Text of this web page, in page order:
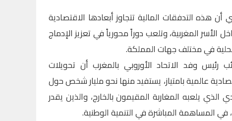
هذه التدفقات المالية تتجاوز أبعادها الاقتصادية
المغربية، وتلعب دوراً محورياً في تعزيز الإدماج
في مختلف جهات المملكة.
رئيس وفد الاتحاد الأوروبي بالمغرب أن تحويلات
عالمية بامتياز، يستفيد منها نحو مليار شخص حول
الذي يلعبه المغاربة المقيمون بالخارج، والذين يقدر